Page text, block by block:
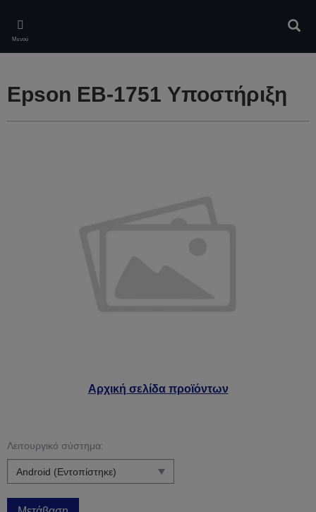
main
content
Μενού
Αρχική σελίδα προϊόντων
Epson EB-1751 Υποστήριξη
Λειτουργικό σύστημα: